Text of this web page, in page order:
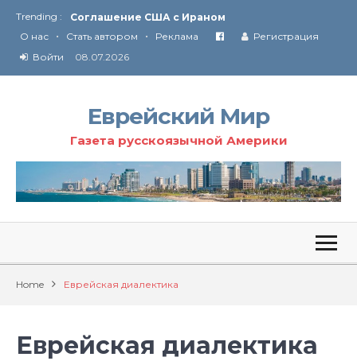
Trending :
Соглашение США с Ираном
Технология Революции в Иране
О нас • Стать автором • Реклама
Регистрация
Войти
08.07.2026
Еврейский Мир
Газета русскоязычной Америки
Home Еврейская диалектика
Еврейская диалектика